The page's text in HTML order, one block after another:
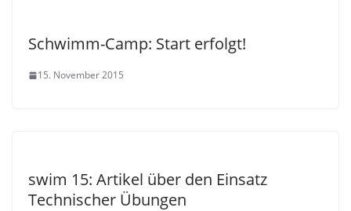
Schwimm-Camp: Start erfolgt!
15. November 2015
swim 15: Artikel über den Einsatz
Technischer Übungen